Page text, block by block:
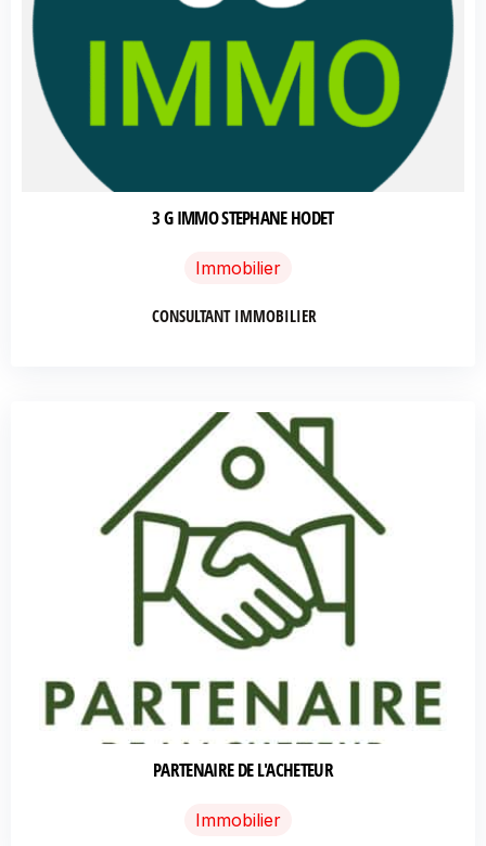
3 G IMMO STEPHANE HODET
Immobilier
CONSULTANT IMMOBILIER
PARTENAIRE DE L'ACHETEUR
Immobilier